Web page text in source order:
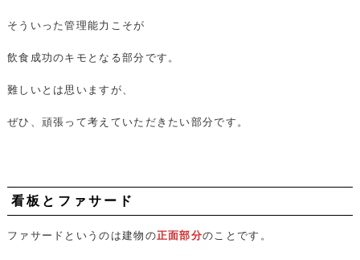
そういった管理能力こそが
飲食成功のキモとなる部分です。
難しいとは思いますが、
ぜひ、頑張って考えていただきたい部分です。
看板とファサード
ファサードというのは建物の正面部分のことです。